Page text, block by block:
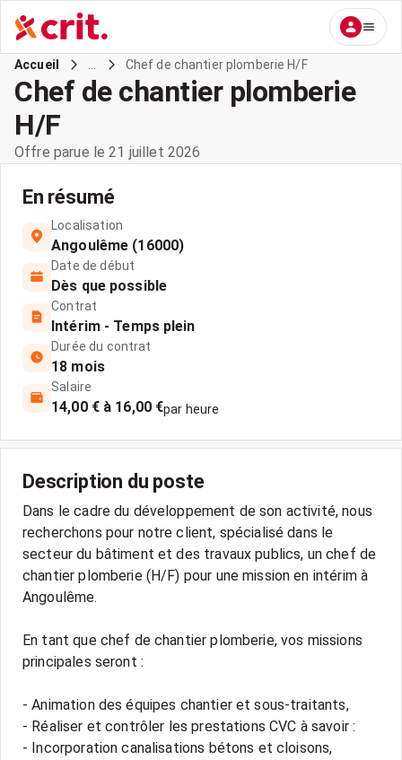
Accueil Chef de chantier plomberie H/F
Chef de chantier plomberie
H/F
Offre parue le 21 juillet 2026
En résumé
Localisation
Angoulême (16000)
Date de début
Dès que possible
Contrat
Intérim - Temps plein
Durée du contrat
18 mois
Salaire
14,00 € à 16,00 €par heure
Description du poste
Dans le cadre du développement de son activité, nous
recherchons pour notre client, spécialisé dans le
secteur du bâtiment et des travaux publics, un chef de
chantier plomberie (H/F) pour une mission en intérim à
Angoulême.
En tant que chef de chantier plomberie, vos missions
principales seront :
- Animation des équipes chantier et sous-traitants,
- Réaliser et contrôler les prestations CVC à savoir :
- Incorporation canalisations bétons et cloisons,